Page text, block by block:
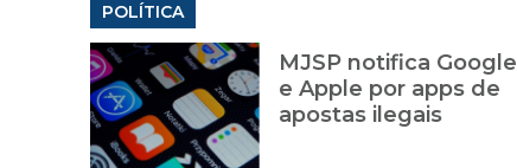
POLÍTICA
MJSP notifica Google
e Apple por apps de
apostas ilegais